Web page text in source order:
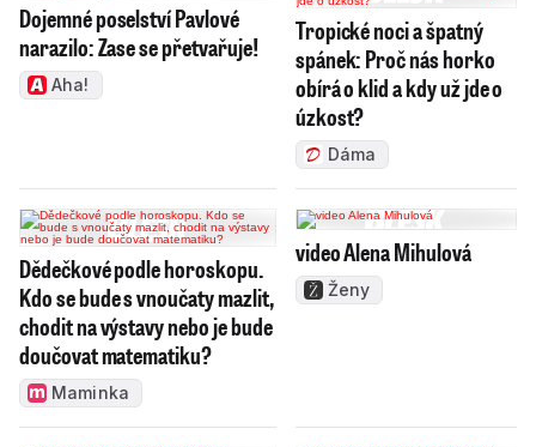
Dojemné poselství Pavlové
narazilo: Zase se přetvařuje!
Aha!
Tropické noci a špatný
spánek: Proč nás horko
obírá o klid a kdy už jde o
úzkost?
Dáma
Dědečkové podle horoskopu.
Kdo se bude s vnoučaty mazlit,
chodit na výstavy nebo je bude
doučovat matematiku?
Maminka
video Alena Mihulová
Ženy